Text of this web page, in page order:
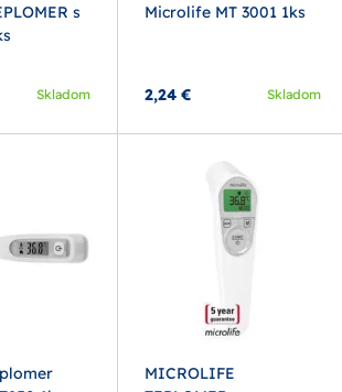
s
Skladom
Microlife MT 3001 1ks
2,24 € Skladom
MICROLIFE